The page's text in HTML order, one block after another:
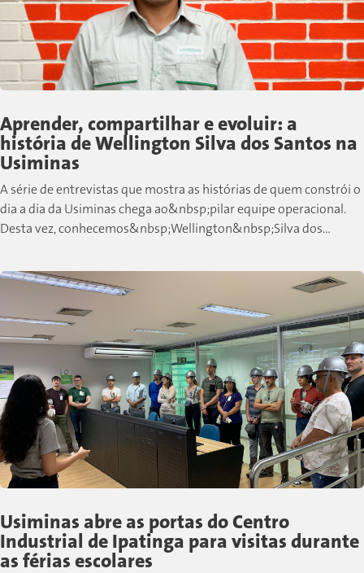
Aprender, compartilhar e evoluir: a
história de Wellington Silva dos Santos na
Usiminas
A série de entrevistas que mostra as histórias de quem constrói o
dia a dia da Usiminas chega ao&nbsp;pilar equipe operacional.
Desta vez, conhecemos&nbsp;Wellington&nbsp;Silva dos
Usiminas abre as portas do Centro
Industrial de Ipatinga para visitas durante
as férias escolares